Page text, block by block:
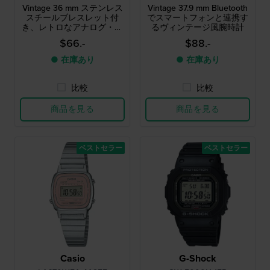
Vintage 36 mm ステンレス
スチールブレスレット付
き、レトロなアナログ・デ
ジタルデュアルタイムクォ
ーツウォッチ
$66.-
● 在庫あり
比較
商品を見る
Vintage 37.9 mm Bluetooth
でスマートフォンと連携す
るヴィンテージ風腕時計
$88.-
● 在庫あり
比較
商品を見る
Casio
ベストセラー
G-Shock
ベストセラー